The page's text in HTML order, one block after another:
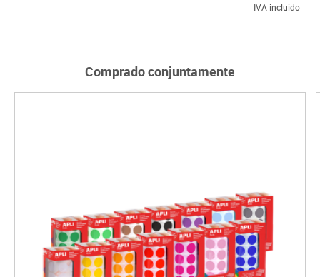
IVA incluido
Comprado conjuntamente